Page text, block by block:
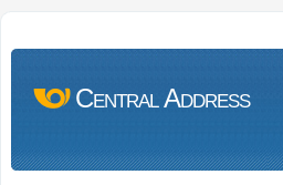
Central Address